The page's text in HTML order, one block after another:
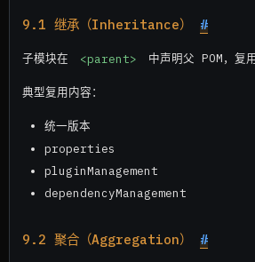
9.1 继承（Inheritance） #
子模块在 <parent> 中声明父 POM，复
典型复用内容：
统一版本
properties
pluginManagement
dependencyManagement
9.2 聚合（Aggregation） #